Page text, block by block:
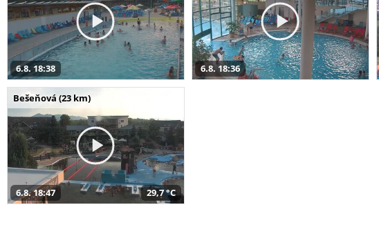
6.8. 18:38 6.8. 18:36
Bešeňová (23 km)
6.8. 18:47 29,7 °C